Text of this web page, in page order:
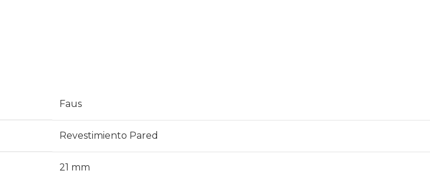
Faus
Revestimiento Pared
21 mm